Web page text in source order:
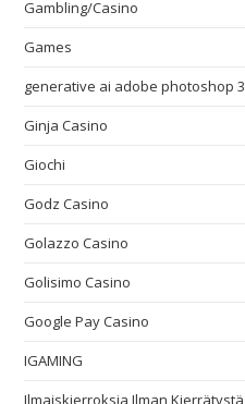
Gambling/Casino
Games
generative ai adobe photoshop 3
Ginja Casino
Giochi
Godz Casino
Golazzo Casino
Golisimo Casino
Google Pay Casino
IGAMING
Ilmaiskierroksia Ilman Kierrätystä